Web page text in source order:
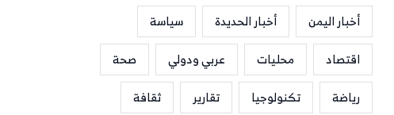
أخبار اليمن أخبار الحديدة
سياسة
اقتصاد
محليات عربي ودولي
صحة
رياضة
تكنولوجيا تقارير ثقافة